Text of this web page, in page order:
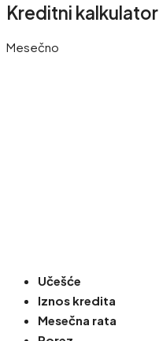
Kreditni kalkulator
Mesečno
Učešće
Iznos kredita
Mesečna rata